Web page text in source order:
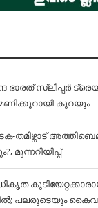
സ്ലീപ്പര്‍
കുറയും
തമിഴ്നാട്
മുന്നറിയിപ്പ്
പലരുടെയും